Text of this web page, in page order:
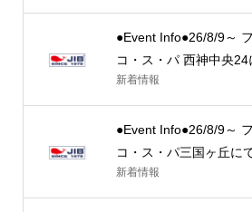
●Event Info●26/8/9～
コ・ス・パ 西神中央24
新着情報
●Event Info●26/8/9～
コ・ス・パ三国ヶ丘に
新着情報